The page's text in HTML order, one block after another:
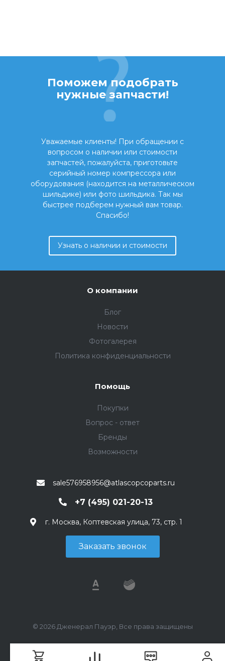
Поможем подобрать
нужные запчасти!
Уважаемые клиенты! При обращении с
вопросом о наличии или стоимости
запчастей, пожалуйста, приготовьте
серийный номер компрессора или
оборудования (находится на металлическом
шильдике) или фото шильдика. Так мы
быстрее подберем нужный вам товар.
Спасибо!
Узнать о наличии и стоимости
О компании
Блог
Новости
Фотогалерея
Политика конфиденциальности
Помощь
Покупки
Вопрос - ответ
Бренды
Возможности
sale576958956@atlascopcoparts.ru
+7 (495) 021-20-13
г. Москва, Коптевская улица, 73, стр. 1
Заказать звонок
© 2026 Дженерал Пауэр, Все права защищены